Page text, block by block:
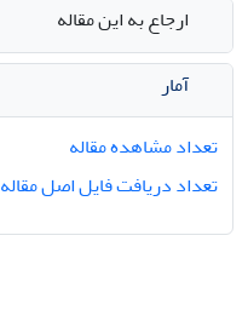
ارجاع به این مقاله
آمار
تعداد مشاهده مقاله
تعداد دریافت فایل اصل مقاله